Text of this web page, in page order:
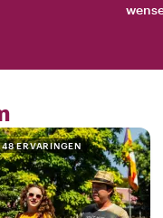
48 ERVARINGEN